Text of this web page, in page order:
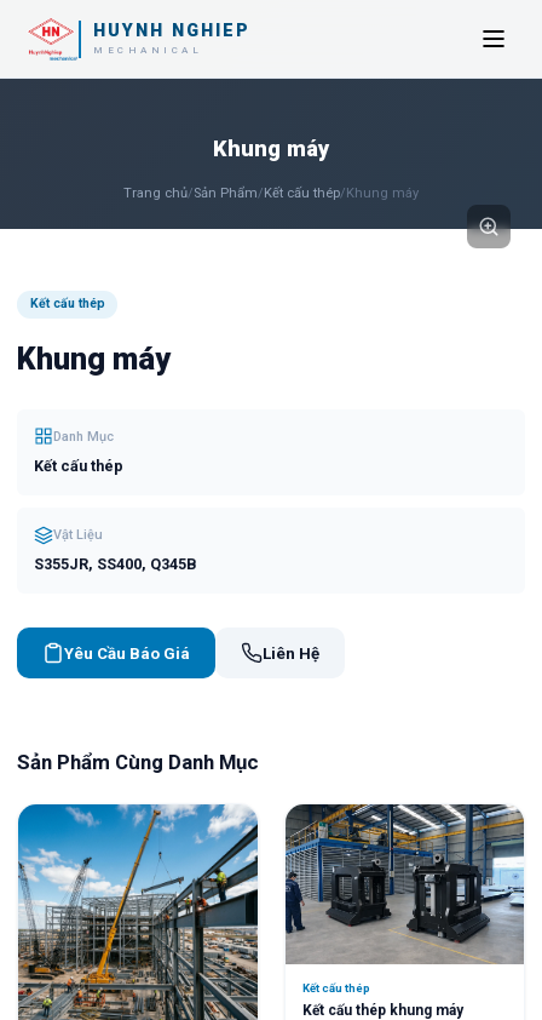
HUYNH NGHIEP
MECHANICAL
Khung máy
Trang chủ/Sản Phẩm/Kết cấu thép/Khung máy
Kết cấu thép
Khung máy
Danh Mục
Kết cấu thép
Vật Liệu
S355JR, SS400, Q345B
Yêu Cầu Báo Giá Liên Hệ
Sản Phẩm Cùng Danh Mục
Kết cấu thép
Kết cấu thép khung máy